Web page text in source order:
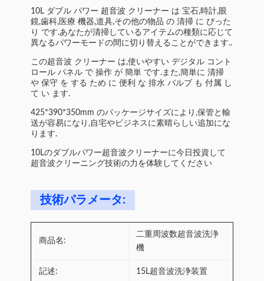
10L ダブル パワー 超音波 クリーナー は 宝石,時計,眼
鏡,歯科,医療 機器,道具,その他の物品 の 清掃 に ぴった
り です.あなたが清掃しているアイテムの種類に応じて
異なるパワーモードの間に切り替えることができます..
この超音波 クリーナー は,使いやすい デジタル コント
ロール パネル で 操作 が 簡単 です.また,簡単に 清掃
や 保守 を する ため に 便利 な 排水 バルブ も 付属 し
て い ます.
425*390*350mm のパッケージサイズにより,保管と輸
送が容易になり,自宅やビジネスに素晴らしい追加にな
ります.
10Lのダブルパワー超音波クリーナーに今日投資して
超音波クリーニング技術の力を体験してください
技術パラメータ:
商品名:
二重周波数超音波洗浄
機
記述: 15L超音波洗浄装置